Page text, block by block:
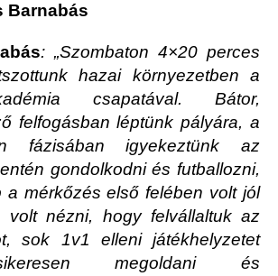
Barnabás
: „Szombaton 4×20 perces
hazai környezetben a
csapatával. Bátor,
felfogásban léptünk pályára, a
fázisában igyekeztünk az
gondolkodni és futballozni,
a mérkőzés első felében volt jól
volt nézni, hogy felvállaltuk az
sok 1v1 elleni játékhelyzetet
megoldani és